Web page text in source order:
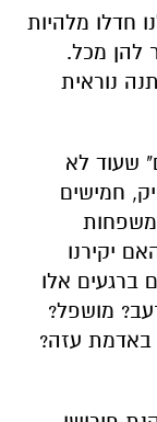
חדלו מלהיות
להן מכל.
נוראית
שעוד לא
חמישים
יקירנו
ברגעים אלו
מושפל?
באדמת עזה?